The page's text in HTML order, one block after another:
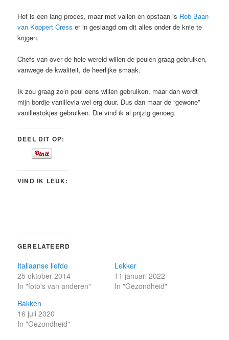
Het is een lang proces, maar met vallen en opstaan is Rob Baan
van Koppert Cress er in geslaagd om dit alles onder de knie te
krijgen.
Chefs van over de hele wereld willen de peulen graag gebruiken,
vanwege de kwaliteit, de heerlijke smaak.
Ik zou graag zo’n peul eens willen gebruiken, maar dan wordt
mijn bordje vanillevla wel erg duur. Dus dan maar de “gewone”
vanillestokjes gebruiken. Die vind ik al prijzig genoeg.
DEEL DIT OP:
VIND IK LEUK:
GERELATEERD
Italiaanse liefde
25 oktober 2014
In "foto's van anderen"
Lekker
11 januari 2022
In "Gezondheid"
Bakken
16 juli 2020
In "Gezondheid"